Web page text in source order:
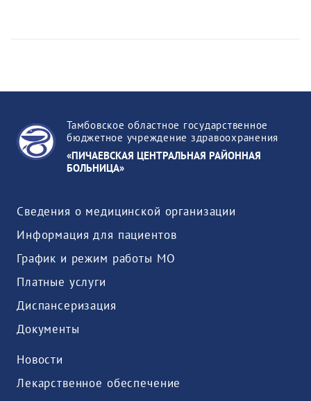
Тамбовское областное государственное
бюджетное учреждение здравоохранения
«ПИЧАЕВСКАЯ ЦЕНТРАЛЬНАЯ РАЙОННАЯ
БОЛЬНИЦА»
Сведения о медицинской организации
Информация для пациентов
График и режим работы МО
Платные услуги
Диспансеризация
Документы
Новости
Лекарственное обеспечение